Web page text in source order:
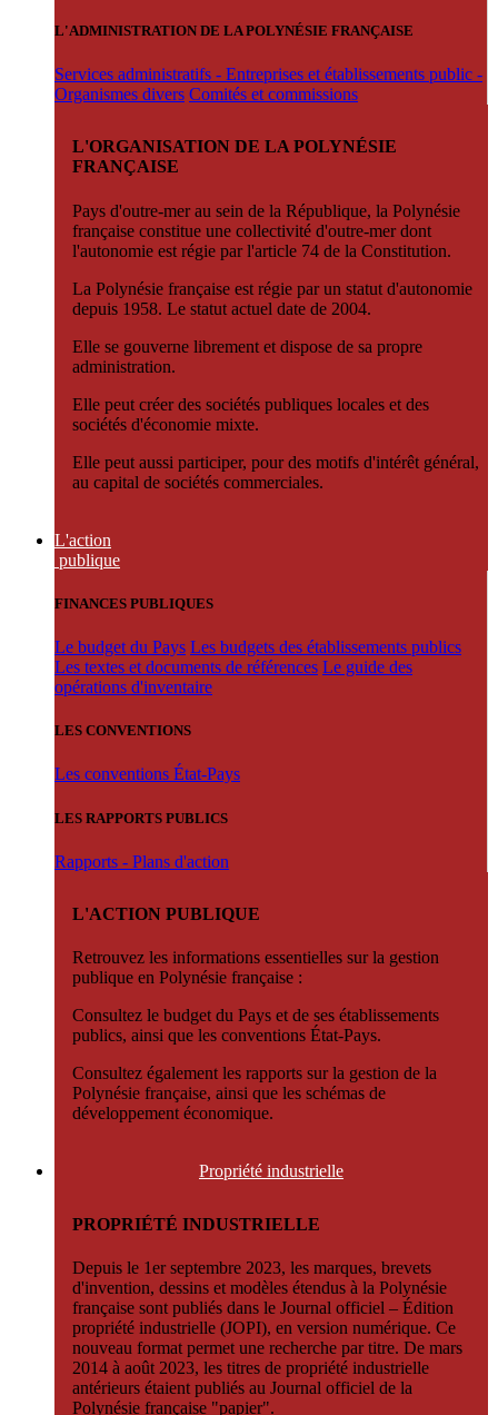
L'ADMINISTRATION DE LA POLYNÉSIE FRANÇAISE
Services administratifs - Entreprises et établissements public -
Organismes divers Comités et commissions
L'ORGANISATION DE LA POLYNÉSIE
FRANÇAISE
Pays d'outre-mer au sein de la République, la Polynésie
française constitue une collectivité d'outre-mer dont
l'autonomie est régie par l'article 74 de la Constitution.
La Polynésie française est régie par un statut d'autonomie
depuis 1958. Le statut actuel date de 2004.
Elle se gouverne librement et dispose de sa propre
administration.
Elle peut créer des sociétés publiques locales et des
sociétés d'économie mixte.
Elle peut aussi participer, pour des motifs d'intérêt général,
au capital de sociétés commerciales.
L'action
publique
FINANCES PUBLIQUES
Le budget du Pays Les budgets des établissements publics
Les textes et documents de références Le guide des
opérations d'inventaire
LES CONVENTIONS
Les conventions État-Pays
LES RAPPORTS PUBLICS
Rapports - Plans d'action
L'ACTION PUBLIQUE
Retrouvez les informations essentielles sur la gestion
publique en Polynésie française :
Consultez le budget du Pays et de ses établissements
publics, ainsi que les conventions État-Pays.
Consultez également les rapports sur la gestion de la
Polynésie française, ainsi que les schémas de
développement économique.
Propriété industrielle
PROPRIÉTÉ INDUSTRIELLE
Depuis le 1er septembre 2023, les marques, brevets
d'invention, dessins et modèles étendus à la Polynésie
française sont publiés dans le Journal officiel – Édition
propriété industrielle (JOPI), en version numérique. Ce
nouveau format permet une recherche par titre. De mars
2014 à août 2023, les titres de propriété industrielle
antérieurs étaient publiés au Journal officiel de la
Polynésie française "papier".